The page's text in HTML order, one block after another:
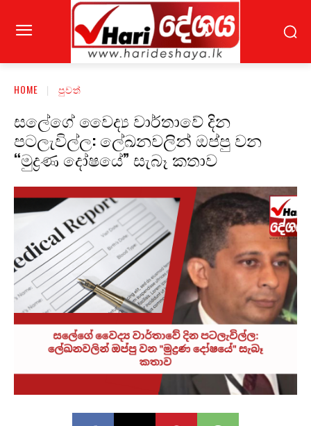
HOME පුවත්
සලේගේ වෛද්‍ය වාර්තාවේ දින
පටලැවිල්ල: ලේඛනවලින් ඔප්පු වන
“මුද්‍රණ දෝෂයේ” සැබෑ කතාව